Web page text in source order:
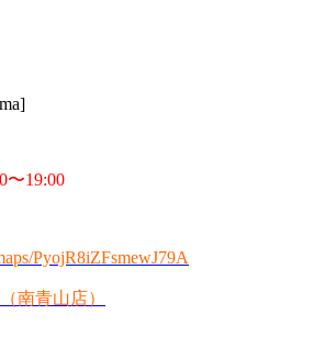
〜19:00
PyojR8iZFsmewJ79A
南青山店）